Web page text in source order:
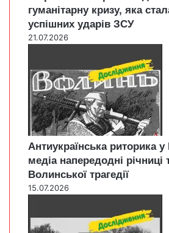
гуманітарну кризу, яка
успішних ударів ЗСУ
21.07.2026
Антиукраїнська риторика
медіа напередодні річниці
Волинської трагедії
15.07.2026